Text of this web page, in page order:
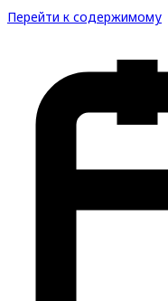
Перейти к содержимому